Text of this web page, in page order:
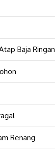
Baja Ringan
Renang